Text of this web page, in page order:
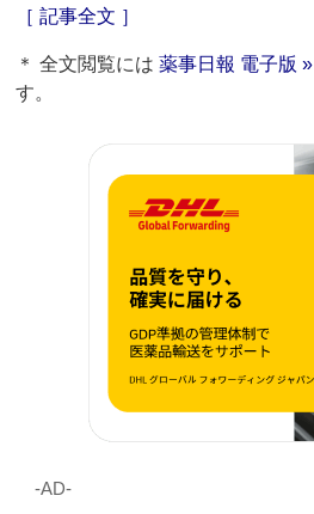
［ 記事全文 ］
＊ 全文閲覧には薬事日報 電子版 »
す。
‐AD‐